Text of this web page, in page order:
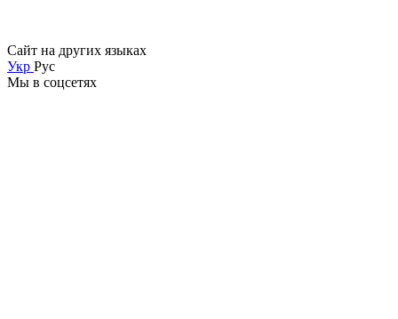
Сайт на других языках
Укр Рус
Мы в соцсетях